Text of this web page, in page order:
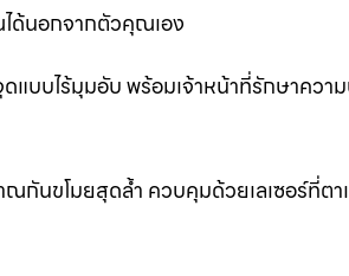
ด้นอกจากตัวคุณเอง
บบไร้มุมอับ พร้อมเจ้าหน้าที่รักษาควา
นขโมยสุดล้ำ ควบคุมด้วยเลเซอร์ที่ตา